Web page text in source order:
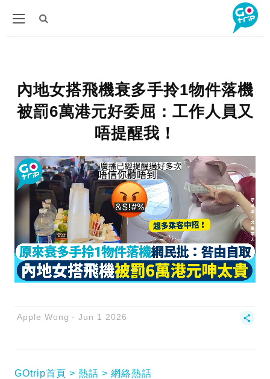
內地女搭飛機衰多手拎1物件落機
被罰6萬港元好委屈：工作人員又
唔提醒我！
Apple Wong Jun 1 2026
GOtrip首頁 熱話 網絡熱話